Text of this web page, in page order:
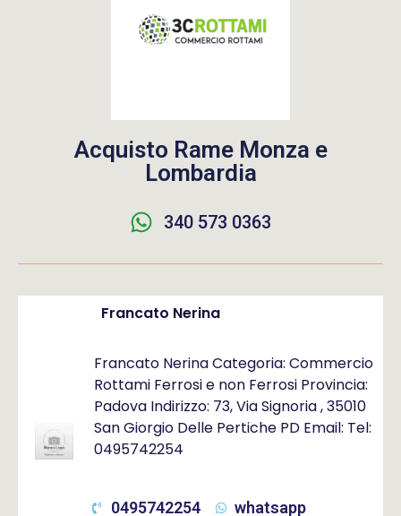
Acquisto Rame Monza e
Lombardia
340 573 0363
Francato Nerina
Francato Nerina Categoria: Commercio
Rottami Ferrosi e non Ferrosi Provincia:
Padova Indirizzo: 73, Via Signoria , 35010
San Giorgio Delle Pertiche PD Email: Tel:
0495742254
0495742254 whatsapp